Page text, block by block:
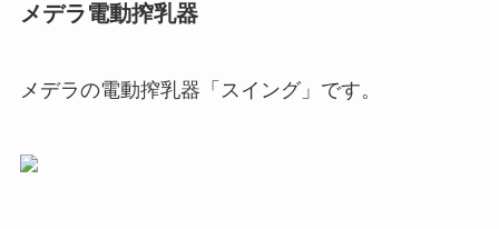
メデラ電動搾乳器
メデラの電動搾乳器「スイング」です。